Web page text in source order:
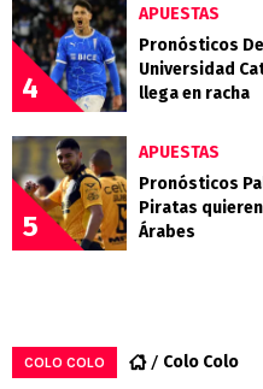
4
APUESTAS
Pronósticos
Universidad
llega en racha
5
APUESTAS
Pronósticos
Piratas
Árabes
COLO COLO Colo Colo